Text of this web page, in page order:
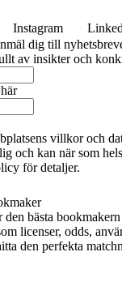
Instagram
dig till
av insikter och
villkor och
och kan när som
för detaljer.
bästa
licenser, odds,
den perfekta